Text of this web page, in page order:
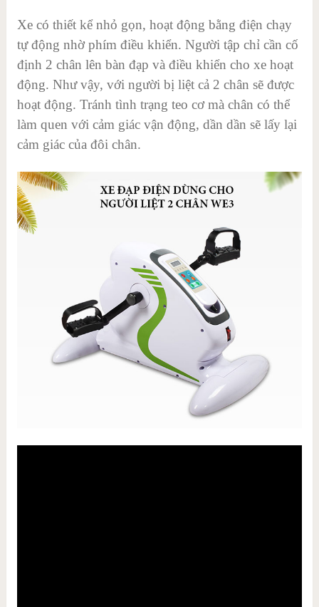
Xe có thiết kể nhỏ gọn, hoạt động bằng điện chạy
tự động nhờ phím điều khiển. Người tập chỉ cần cố
định 2 chân lên bàn đạp và điều khiển cho xe hoạt
động. Như vậy, với người bị liệt cả 2 chân sẽ được
hoạt động. Tránh tình trạng teo cơ mà chân có thể
làm quen với cảm giác vận động, dần dần sẽ lấy lại
cảm giác của đôi chân.